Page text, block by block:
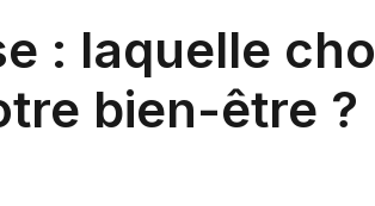
: laquelle
bien-être ?